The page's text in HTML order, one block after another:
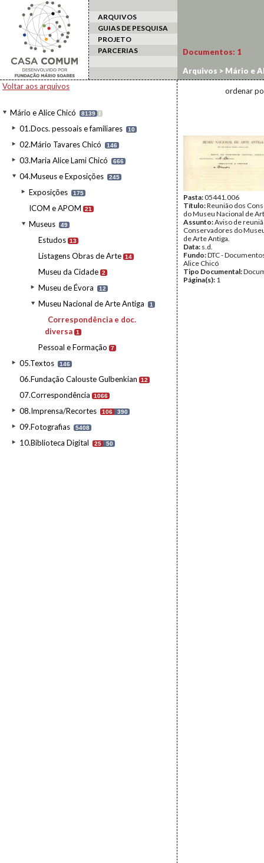
ARQUIVOS
GUIAS DE PESQUISA
PROJETO
PARCERIAS
Voltar aos arquivos
Mário e Alice Chicó 8139 I
01.Docs. pessoais e familiares 10
02.Mário Tavares Chicó 146
03.Maria Alice Lami Chicó 666
04.Museus e Exposições 245
Exposições 175
ICOM e APOM 21
Museus 49
Estudos 13
Listagens Obras de Arte 14
Museu da Cidade 2
Museu de Évora 12
Museu Nacional de Arte Antiga 1
Correspondência e doc.
diversa 1
Pessoal e Formação 7
05.Textos 146
06.Fundação Calouste Gulbenkian 12
07.Correspondência 1066
08.Imprensa/Recortes 106 390
09.Fotografias 5408
10.Biblioteca Digital 25 50
Documentos: 1
Arquivos > Mário e
Correspondência e
ordenar
Pasta:05441.006
Título:Reunião dos
do Museu Nacional de
Assunto:Aviso de
Conservadores do
de Arte Antiga.
Data: s.d.
Fundo:DTC -
Alice Chicó
Tipo Documental:
Página(s): 1